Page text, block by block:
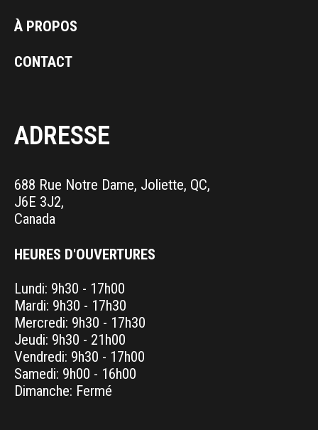
À PROPOS
CONTACT
ADRESSE
688 Rue Notre Dame, Joliette, QC,
J6E 3J2,
Canada
HEURES D'OUVERTURES
Lundi: 9h30 - 17h00
Mardi: 9h30 - 17h30
Mercredi: 9h30 - 17h30
Jeudi: 9h30 - 21h00
Vendredi: 9h30 - 17h00
Samedi: 9h00 - 16h00
Dimanche: Fermé